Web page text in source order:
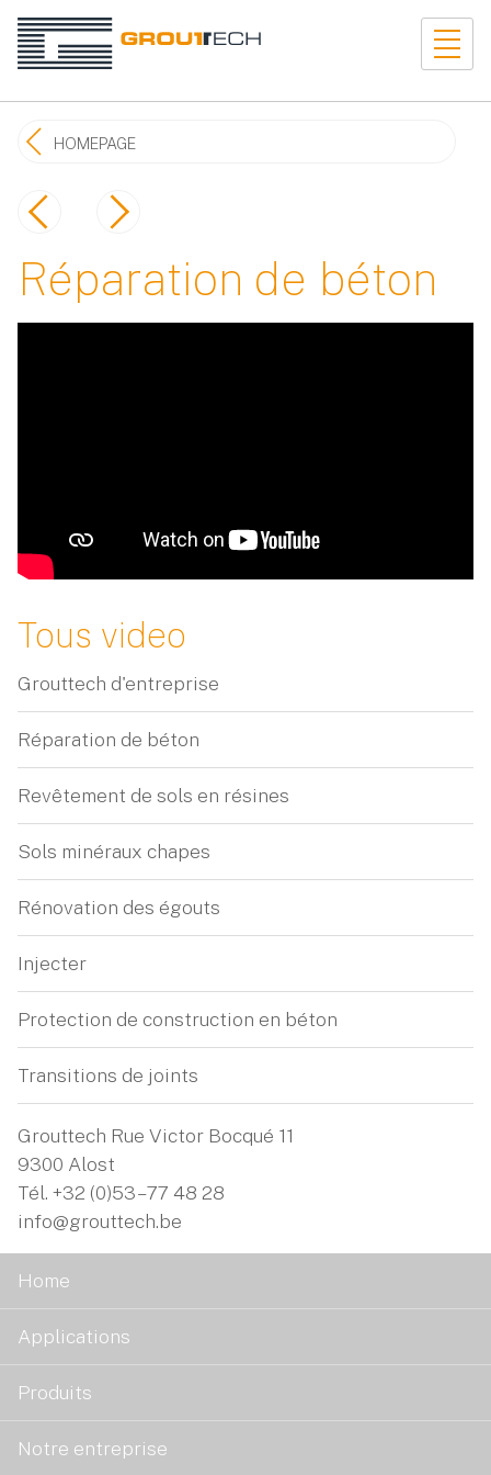
HOMEPAGE
Réparation de béton
Tous video
Grouttech d'entreprise
Réparation de béton
Revêtement de sols en résines
Sols minéraux chapes
Rénovation des égouts
Injecter
Protection de construction en béton
Transitions de joints
Grouttech Rue Victor Bocqué 11
9300 Alost
Tél. +32 (0)53 – 77 48 28
info@grouttech.be
Home
Applications
Produits
Notre entreprise